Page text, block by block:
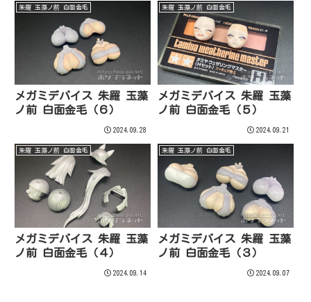
朱羅 玉藻ノ前 白面金毛
メガミデバイス 朱羅 玉藻
ノ前 白面金毛（６）
2024.09.28
朱羅 玉藻ノ前 白面金毛
メガミデバイス 朱羅 玉藻
ノ前 白面金毛（５）
2024.09.21
朱羅 玉藻ノ前 白面金毛
メガミデバイス 朱羅 玉藻
ノ前 白面金毛（４）
2024.09.14
朱羅 玉藻ノ前 白面金毛
メガミデバイス 朱羅 玉藻
ノ前 白面金毛（３）
2024.09.07